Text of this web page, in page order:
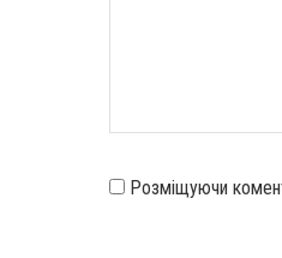
Розміщуючи